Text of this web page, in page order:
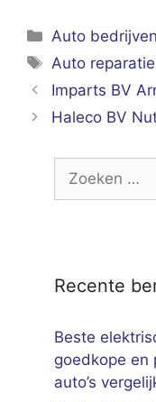
Categorieën
Auto bedrijven
Tags
Auto reparatie
Imparts BV
Haleco BV
naar:
Recente
Beste
goedkope en
auto’s